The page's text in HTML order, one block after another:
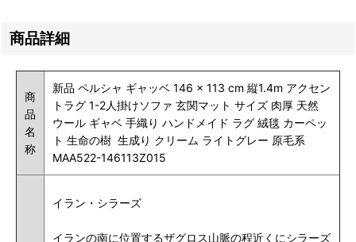
商品詳細
商
品
名
称
新品 ペルシャ ギャッベ 146 × 113 cm 縦1.4m アクセン
トラグ 1-2人掛けソファ 玄関マット サイズ 肉厚 天然
ウール ギャベ 手織り ハンドメイド ラグ 絨毯 カーペッ
ト 生命の樹 生成り クリーム ライトグレー 原毛系
MAA522-146113Z015
イラン・シラーズ
イランの南に位置するザグロス山脈の程近くにシラーズ